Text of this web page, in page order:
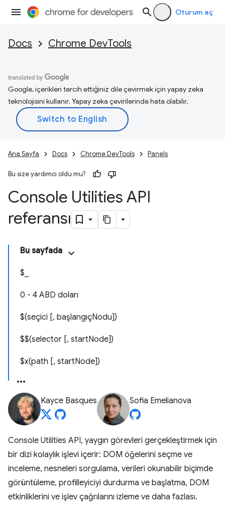
Oturum aç
Docs Chrome DevTools
Google, içerikleri tercih ettiğiniz dile çevirmek için yapay zeka
teknolojisini kullanır. Yapay zeka çevirilerinde hata olabilir.
Ana Sayfa Docs Chrome DevTools Panels
Bu size yardımcı oldu mu?
Console Utilities API
referansı
Bu sayfada
$_
0 - 4 ABD doları
$(seçici [, başlangıçNodu])
$$(selector [, startNode])
$x(path [, startNode])
Kayce Basques Sofia Emelianova
Console Utilities API, yaygın görevleri gerçekleştirmek için
bir dizi kolaylık işlevi içerir: DOM öğelerini seçme ve
inceleme, nesneleri sorgulama, verileri okunabilir biçimde
görüntüleme, profilleyiciyi durdurma ve başlatma, DOM
etkinliklerini ve işlev çağrılarını izleme ve daha fazlası.